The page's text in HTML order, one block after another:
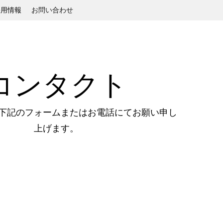
情報 お問い合わせ
ンタクト
記のフォームまたはお電話にてお願い申し
上げます。